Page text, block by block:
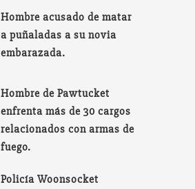
Hombre acusado de matar
a puñaladas a su novia
embarazada.
Hombre de Pawtucket
enfrenta más de 30 cargos
relacionados con armas de
fuego.
Policía Woonsocket